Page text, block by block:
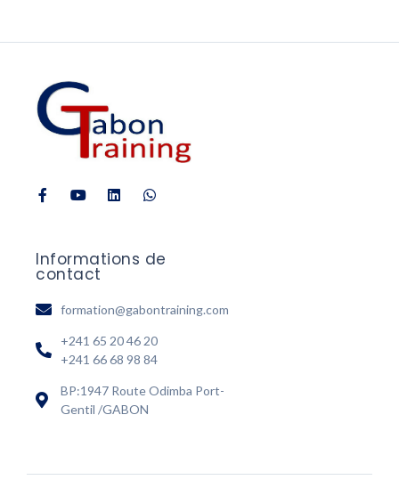
Informations de
contact
formation@gabontraining.com
+241 65 20 46 20
+241 66 68 98 84
BP:1947 Route Odimba Port-
Gentil /GABON